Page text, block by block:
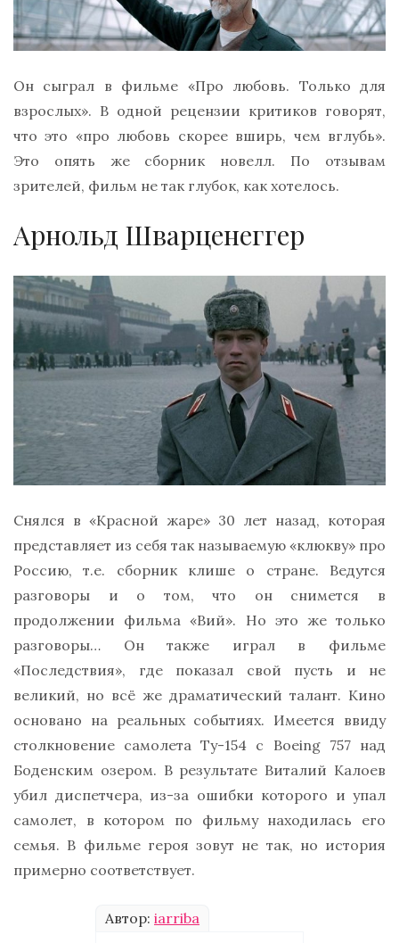
Он сыграл в фильме «Про любовь. Только для
взрослых». В одной рецензии критиков говорят,
что это «про любовь скорее вширь, чем вглубь».
Это опять же сборник новелл. По отзывам
зрителей, фильм не так глубок, как хотелось.
Арнольд Шварценеггер
Снялся в «Красной жаре» 30 лет назад, которая
представляет из себя так называемую «клюкву» про
Россию, т.е. сборник клише о стране. Ведутся
разговоры и о том, что он снимется в
продолжении фильма «Вий». Но это же только
разговоры… Он также играл в фильме
«Последствия», где показал свой пусть и не
великий, но всё же драматический талант. Кино
основано на реальных событиях. Имеется ввиду
столкновение самолета Ту-154 с Boeing 757 над
Боденским озером. В результате Виталий Калоев
убил диспетчера, из-за ошибки которого и упал
самолет, в котором по фильму находилась его
семья. В фильме героя зовут не так, но история
примерно соответствует.
Автор: iarriba